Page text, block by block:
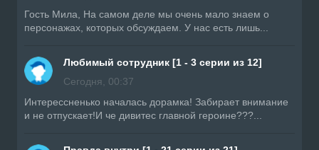
Гость Мила, На самом деле мы очень мало знаем о
персонажах, которых обсуждаем. У нас есть лишь...
Любимый сотрудник [1 - 3 серии из 12]
Сегодня, 00:37
Интерессненько началась дорамка! Забирает внимание
и не отпускает!И че дивитес главной героине???...